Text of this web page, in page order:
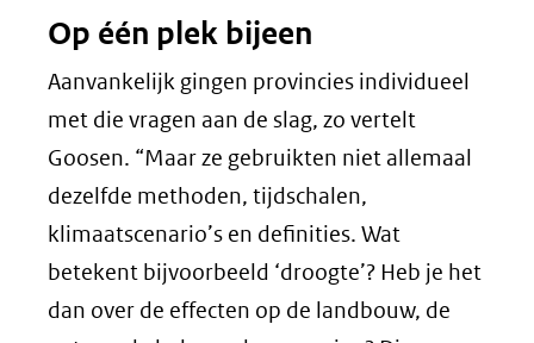
Op één plek bijeen
Aanvankelijk gingen provincies individueel
met die vragen aan de slag, zo vertelt
Goosen. “Maar ze gebruikten niet allemaal
dezelfde methoden, tijdschalen,
klimaatscenario’s en definities. Wat
betekent bijvoorbeeld ‘droogte’? Heb je het
dan over de effecten op de landbouw, de